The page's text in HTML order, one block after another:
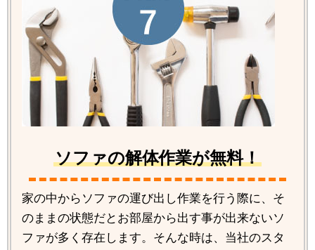
ソファの解体作業が無料！
家の中からソファの運び出し作業を行う際に、そ
のままの状態だとお部屋から出す事が出来ないソ
ファが多く存在します。そんな時は、当社のスタ